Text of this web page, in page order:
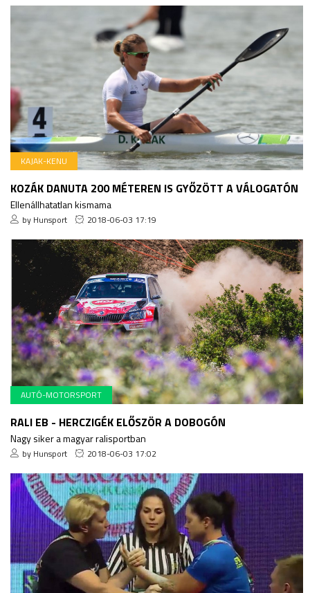
KAJAK-KENU
KOZÁK DANUTA 200 MÉTEREN IS GYŐZÖTT A VÁLOGATÓN
Ellenállhatatlan kismama
by Hunsport 2018-06-03 17:19
AUTÓ-MOTORSPORT
RALI EB - HERCZIGÉK ELŐSZÖR A DOBOGÓN
Nagy siker a magyar ralisportban
by Hunsport 2018-06-03 17:02